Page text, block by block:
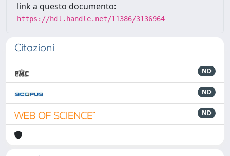
link a questo documento:
https://hdl.handle.net/11386/3136964
Citazioni
ND
ND
ND